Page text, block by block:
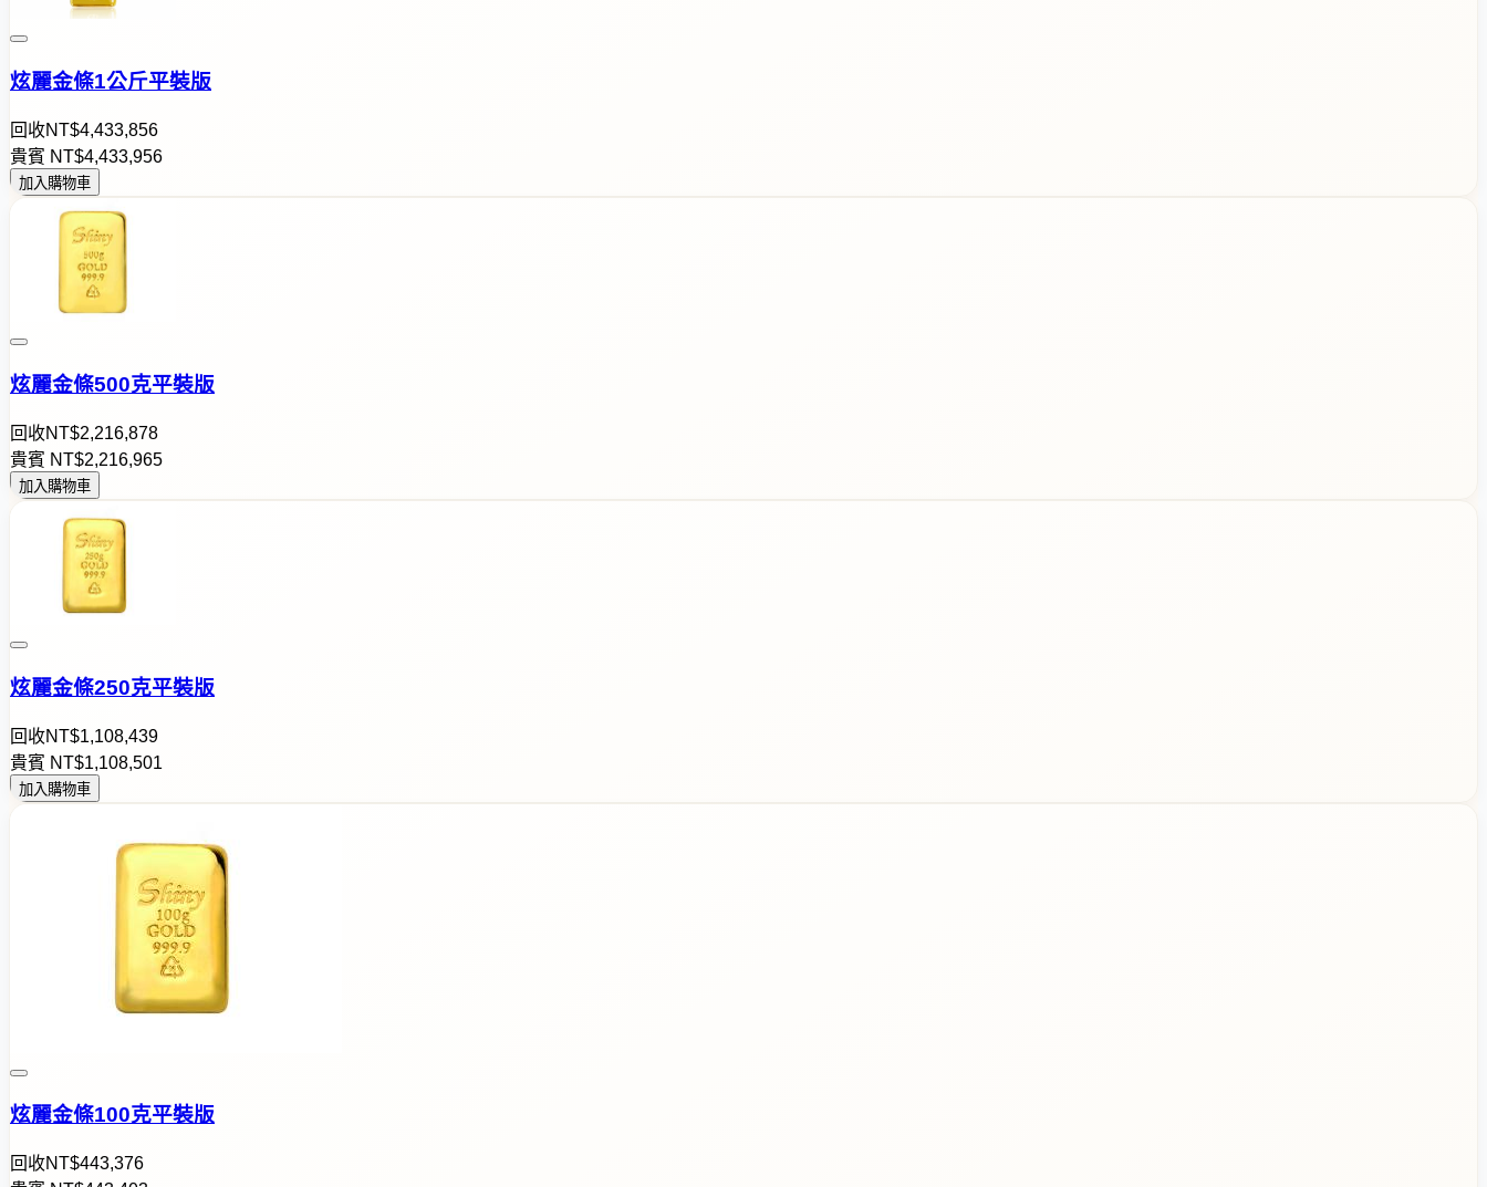
炫麗金條1公斤平裝版
回收NT$4,433,856
貴賓 NT$4,433,956
加入購物車
炫麗金條500克平裝版
回收NT$2,216,878
貴賓 NT$2,216,965
加入購物車
炫麗金條250克平裝版
回收NT$1,108,439
貴賓 NT$1,108,501
加入購物車
炫麗金條100克平裝版
回收NT$443,376